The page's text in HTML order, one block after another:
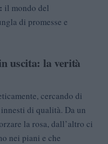
il mondo del
di promesse e
uscita: la verità
cercando di
di qualità. Da un
la rosa, dall’altro ci
nei piani e che